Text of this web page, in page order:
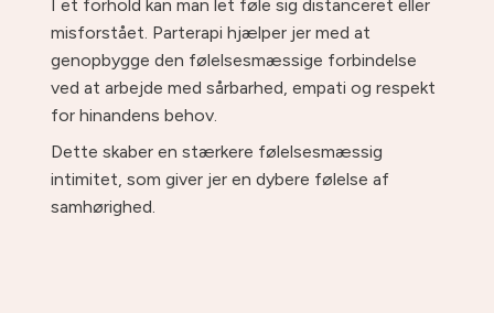
I et forhold kan man let føle sig distanceret eller
misforstået. Parterapi hjælper jer med at
genopbygge den følelsesmæssige forbindelse
ved at arbejde med sårbarhed, empati og respekt
for hinandens behov.
Dette skaber en stærkere følelsesmæssig
intimitet, som giver jer en dybere følelse af
samhørighed.